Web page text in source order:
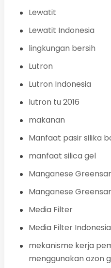
Lewatit
Lewatit Indonesia
lingkungan bersih
Lutron
Lutron Indonesia
lutron tu 2016
makanan
Manfaat pasir silika
manfaat silica gel
Manganese
Manganese
Media Filter
Media Filter Indonesia
mekanisme kerja
menggunakan ozon